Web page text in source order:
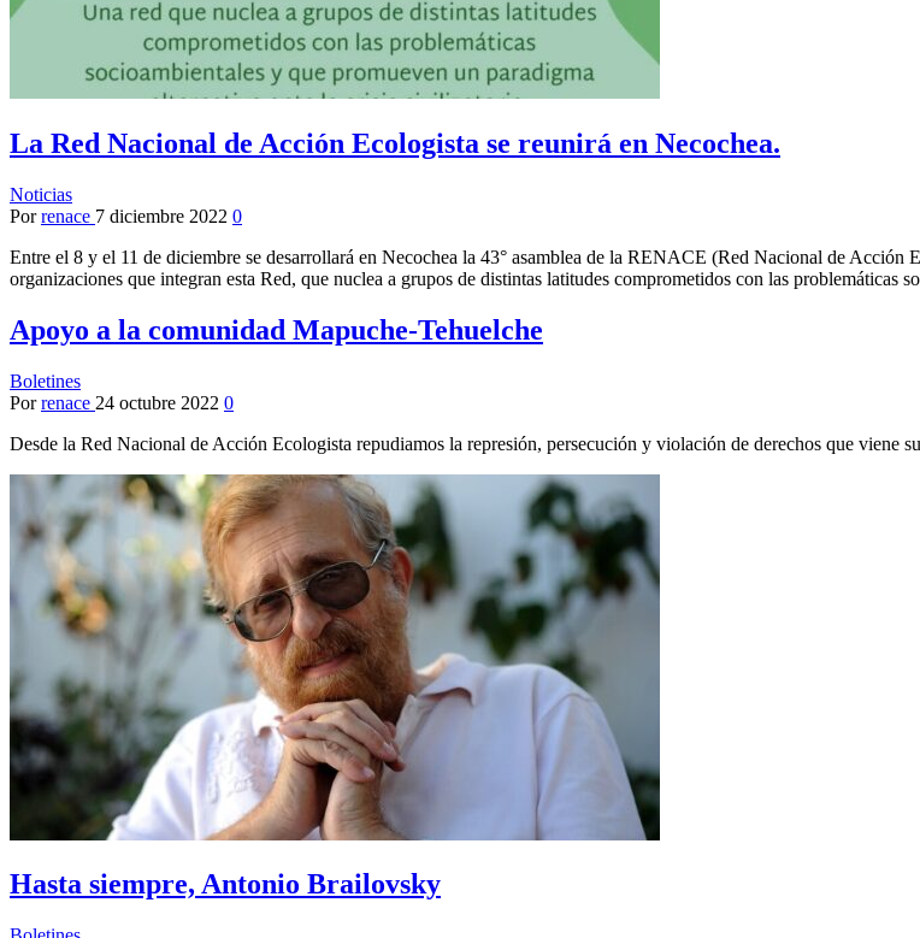
La Red Nacional de Acción Ecologista se reunirá en Necochea.
Noticias
Por renace 7 diciembre 2022 0
Entre el 8 y el 11 de diciembre se desarrollará en Necochea la 43° asamblea de la RENACE (Red Nacional de Acción
organizaciones que integran esta Red, que nuclea a grupos de distintas latitudes comprometidos con las
Apoyo a la comunidad Mapuche-Tehuelche
Boletines
Por renace 24 octubre 2022 0
Desde la Red Nacional de Acción Ecologista repudiamos la represión, persecución y violación de derechos que viene
Hasta siempre, Antonio Brailovsky